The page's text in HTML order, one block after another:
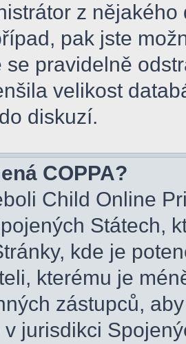
z
pak jste
se pravidelně
velikost
diskuzí.
COPPA?
Child Online
Státech,
kde je
kterému je
zástupců,
jurisdikci